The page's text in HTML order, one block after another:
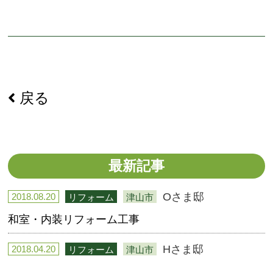
戻る
最新記事
2018.08.20 リフォーム 津山市
Oさま邸
和室・内装リフォーム工事
2018.04.20 リフォーム 津山市
Hさま邸